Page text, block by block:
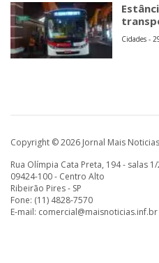
Cidades -
Copyright © 2026 Jornal Mais Noticias
Rua Olímpia Cata Preta, 194 - salas
09424-100 - Centro Alto
Ribeirão Pires - SP
Fone: (11) 4828-7570
E-mail: comercial@maisnoticias.inf.br